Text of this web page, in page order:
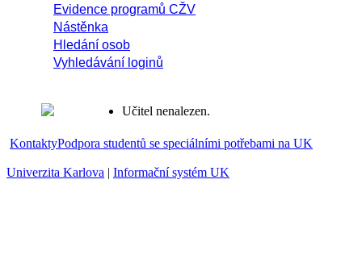
Evidence programů CŽV
Nástěnka
Hledání osob
Vyhledávání loginů
Učitel nenalezen.
KontaktyPodpora studentů se speciálními potřebami na UK
Univerzita Karlova | Informační systém UK